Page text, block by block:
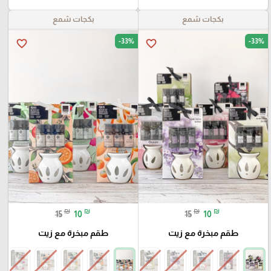
بكجات شمع
favorite_border -33%
15 ₪ 10 ₪
طقم مبخرة مع زيت
بكجات شمع
favorite_border -33%
15 ₪ 10 ₪
طقم مبخرة مع زيت